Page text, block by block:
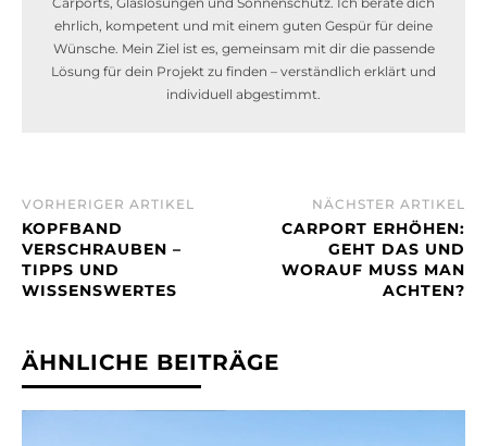
ehrlich, kompetent und mit einem guten Gespür für deine
Wünsche. Mein Ziel ist es, gemeinsam mit dir die passende
Lösung für dein Projekt zu finden – verständlich erklärt und
individuell abgestimmt.
VORHERIGER ARTIKEL
KOPFBAND
VERSCHRAUBEN –
TIPPS UND
WISSENSWERTES
NÄCHSTER ARTIKEL
CARPORT ERHÖHEN:
GEHT DAS UND
WORAUF MUSS MAN
ACHTEN?
ÄHNLICHE BEITRÄGE